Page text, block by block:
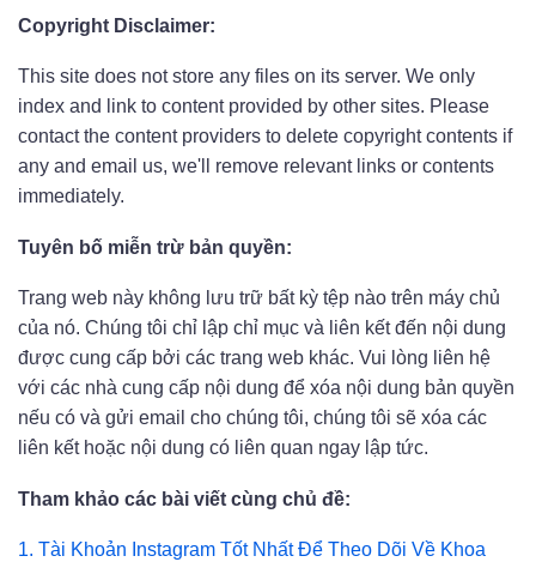
Copyright Disclaimer:
This site does not store any files on its server. We only
index and link to content provided by other sites. Please
contact the content providers to delete copyright contents if
any and email us, we'll remove relevant links or contents
immediately.
Tuyên bố miễn trừ bản quyền:
Trang web này không lưu trữ bất kỳ tệp nào trên máy chủ
của nó. Chúng tôi chỉ lập chỉ mục và liên kết đến nội dung
được cung cấp bởi các trang web khác. Vui lòng liên hệ
với các nhà cung cấp nội dung để xóa nội dung bản quyền
nếu có và gửi email cho chúng tôi, chúng tôi sẽ xóa các
liên kết hoặc nội dung có liên quan ngay lập tức.
Tham khảo các bài viết cùng chủ đề:
1. Tài Khoản Instagram Tốt Nhất Để Theo Dõi Về Khoa